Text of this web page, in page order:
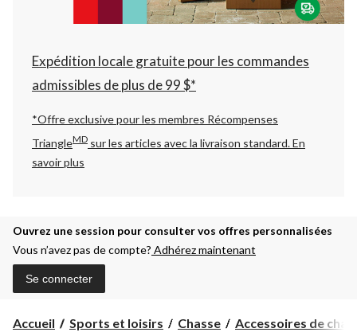
changer
Expédition locale gratuite pour les commandes
admissibles de plus de 99 $*
*Offre exclusive pour les membres Récompenses
TriangleMD sur les articles avec la livraison standard.En
savoir plus
Ouvrez une session pour consulter vos offres personnalisées
Vous n’avez pas de compte? Adhérez maintenant
Se connecter
Accueil Sports et loisirs Chasse Accessoires de